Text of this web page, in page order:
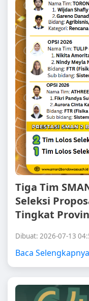
Tiga Tim
Seleksi
Tingkat
Dibuat: 2026-07-13
Baca Selengkapnya